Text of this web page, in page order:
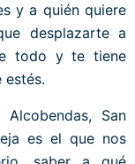
y a quién quiere
desplazarte a
todo y te tiene
estés.
San
es el que nos